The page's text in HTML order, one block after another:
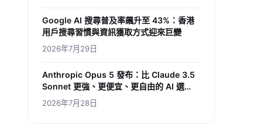
Google AI 搜尋普及率飆升至 43%：香港
用戶搜尋習慣與資訊獲取方式迎來巨變
2026年7月29日
Anthropic Opus 5 發布：比 Claude 3.5
Sonnet 更強、更便宜、更自由的 AI 選
擇，香港用家如何受惠？
2026年7月28日